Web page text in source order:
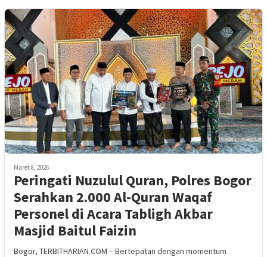
Maret 8, 2026
Peringati Nuzulul Quran, Polres Bogor
Serahkan 2.000 Al-Quran Waqaf
Personel di Acara Tabligh Akbar
Masjid Baitul Faizin
Bogor, TERBITHARIAN.COM – Bertepatan dengan momentum